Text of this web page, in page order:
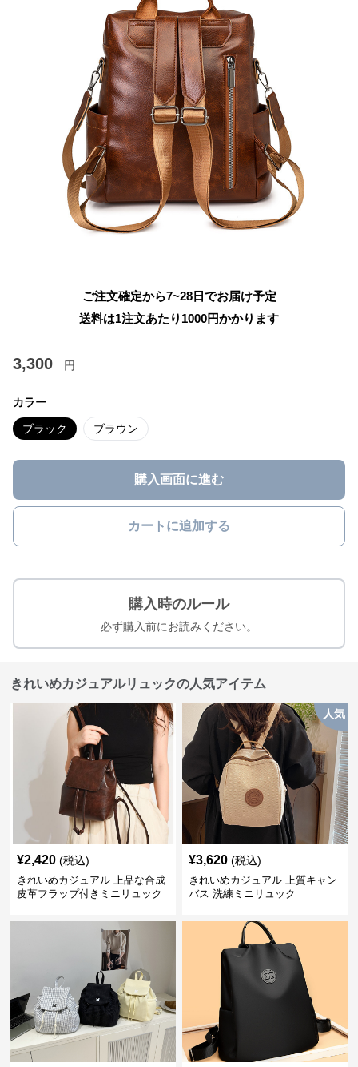
ご注文確定から7~28日でお届け予定
送料は1注文あたり 1000円かかります
3,300 円
カラー
ブラック ブラウン
購入画面に進む
カートに追加する
購入時のルール
必ず購入前にお読みください。
きれいめカジュアルリュックの人気アイテム
¥2,420 (税込)
きれいめカジュアル 上品な合成
皮革フラップ付きミニリュック
人気
¥3,620 (税込)
きれいめカジュアル 上質キャン
バス 洗練ミニリュック